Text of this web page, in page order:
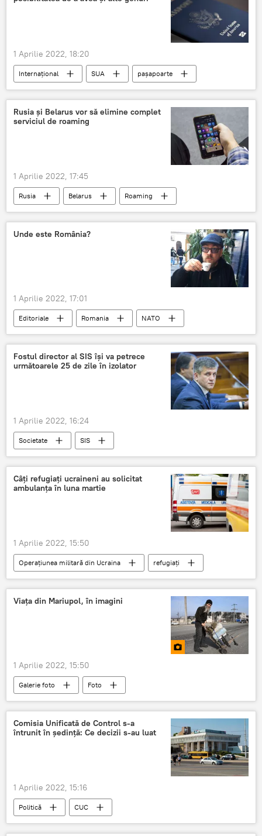
1 Aprilie 2022, 18:20
Internațional SUA pașapoarte
Rusia și Belarus vor să elimine complet
serviciul de roaming
1 Aprilie 2022, 17:45
Rusia Belarus
Roaming
iunie
Unde este România?
1 Aprilie 2022, 17:01
Editoriale Romania
NATO
situație
Fostul director al SIS își va petrece
următoarele 25 de zile în izolator
1 Aprilie 2022, 16:24
Societate SIS
Câți refugiați ucraineni au solicitat
ambulanța în luna martie
1 Aprilie 2022, 15:50
Operațiunea militară din Ucraina
refugiați
ambulanță
Probleme
sănătate
spital
martie Știri din Moldova
Viața din Mariupol, în imagini
1 Aprilie 2022, 15:50
Galerie foto Foto
Comisia Unificată de Control s-a
întrunit în ședință: Ce decizii s-au luat
1 Aprilie 2022, 15:16
Politică
CUC
Comisia Unificată de Control
transnistria